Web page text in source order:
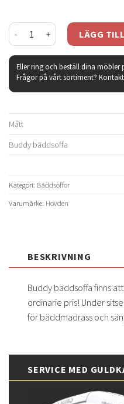
Buddy bäddsoffa LÄGG
Eller ring och beställ dina möbler
Frågor på vårt sortiment?
Mått
Buddy bäddsoffa
Kategori: Bäddsoffor
Varumärke: Hovden
BESKRIVNING
Buddy bäddsoffa finns
ordinarie pris! Under
för bäddmadrass och
SERVICE MED